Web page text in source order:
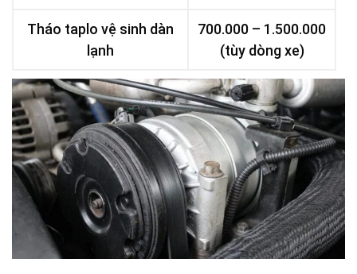
Tháo taplo vệ sinh dàn
lạnh
700.000 – 1.500.000
(tùy dòng xe)